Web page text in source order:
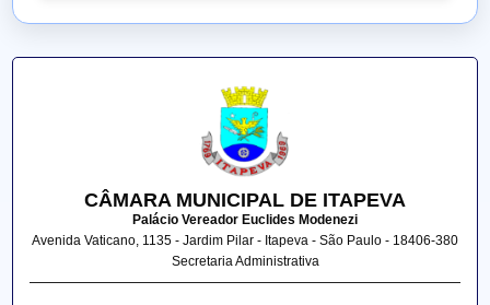
CÂMARA MUNICIPAL DE ITAPEVA
Palácio Vereador Euclides Modenezi
Avenida Vaticano, 1135 - Jardim Pilar - Itapeva - São Paulo - 18406-380
Secretaria Administrativa